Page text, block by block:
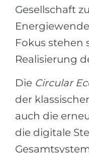
Gesellschaft
Fokus stehen
Realisierung
Die Circular
der
auch die
die digitale